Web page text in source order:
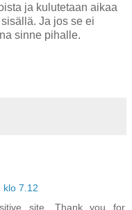
ja kulutetaan aikaa
Ja jos se ei
sinne pihalle.
klo 7.12
site. Thank you for